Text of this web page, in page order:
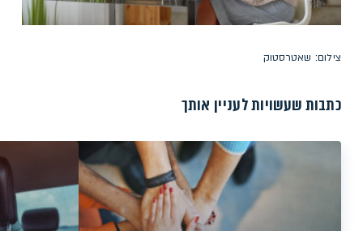
צילום: שאטרסטוק
כתבות שעשויות לעניין אותך